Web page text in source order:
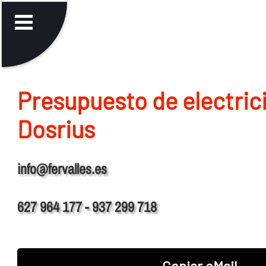
Presupuesto de
Dosrius
info@fervalles.es
627 964 177 - 937 299 718